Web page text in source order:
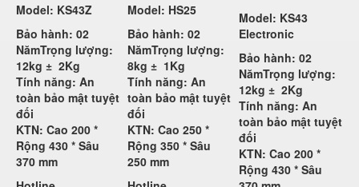
Model: KS43Z
Bảo hành: 02
NămTrọng lượng:
12kg ± 2Kg
Tính năng: An
toàn bảo mật tuyệt
đối
KTN: Cao 200 *
Rộng 430 * Sâu
370 mm
Model: HS25
Bảo hành: 02
NămTrọng lượng:
8kg ± 1Kg
Tính năng: An
toàn bảo mật tuyệt
đối
KTN: Cao 250 *
Rộng 350 * Sâu
250 mm
Model: KS43
Electronic
Bảo hành: 02
NămTrọng lượng:
12kg ± 2Kg
Tính năng: An
toàn bảo mật tuyệt
đối
KTN: Cao 200 *
Rộng 430 * Sâu